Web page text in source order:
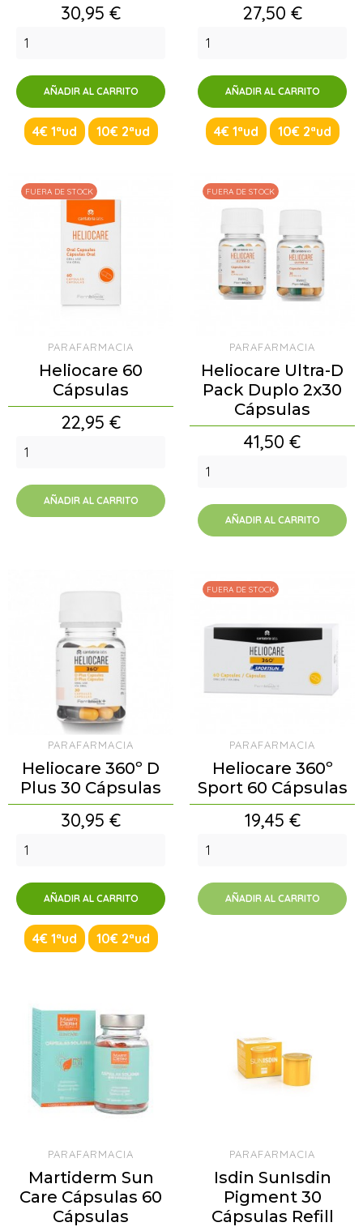
Precio
30,95 €
AÑADIR AL CARRITO
4€ 1ªud 10€ 2ªud
Precio
27,50 €
AÑADIR AL CARRITO
4€ 1ªud 10€ 2ªud
PARAFARMACIA
Heliocare 60
Cápsulas
Precio
22,95 €
AÑADIR AL CARRITO
FUERA DE STOCK
PARAFARMACIA
Heliocare Ultra-D
Pack Duplo 2x30
Cápsulas
Precio
41,50 €
AÑADIR AL CARRITO
FUERA DE STOCK
PARAFARMACIA
Heliocare 360º D
Plus 30 Cápsulas
Precio
30,95 €
AÑADIR AL CARRITO
4€ 1ªud 10€ 2ªud
PARAFARMACIA
Heliocare 360º
Sport 60 Cápsulas
Precio
19,45 €
AÑADIR AL CARRITO
FUERA DE STOCK
PARAFARMACIA
Martiderm Sun
Care Cápsulas 60
Cápsulas
PARAFARMACIA
Isdin SunIsdin
Pigment 30
Cápsulas Refill